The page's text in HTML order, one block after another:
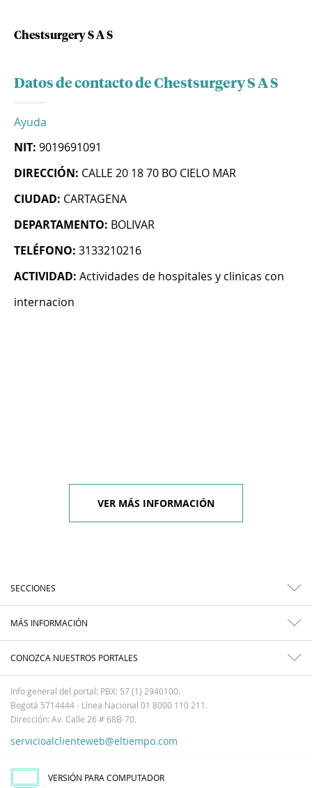
Chestsurgery S A S
Datos de contacto de Chestsurgery S A S
Ayuda
NIT: 9019691091
DIRECCIÓN: CALLE 20 18 70 BO CIELO MAR
CIUDAD: CARTAGENA
DEPARTAMENTO: BOLIVAR
TELÉFONO: 3133210216
ACTIVIDAD: Actividades de hospitales y clinicas con
internacion
VER MÁS INFORMACIÓN
SECCIONES
MÁS INFORMACIÓN
CONOZCA NUESTROS PORTALES
Info general del portal: PBX: 57 (1) 2940100.
Bogotá 5714444 - Línea Nacional 01 8000 110 211.
Dirección: Av. Calle 26 # 68B-70.
servicioalclienteweb@eltiempo.com
VERSIÓN PARA COMPUTADOR